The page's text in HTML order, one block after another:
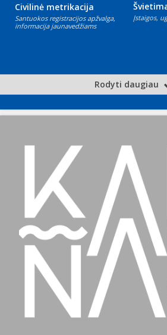
Civilinė metrikacija
Santuokos registracijos apžvalga,
informacija jaunavedžiams
Įstaigos,
Rodyti daugiau